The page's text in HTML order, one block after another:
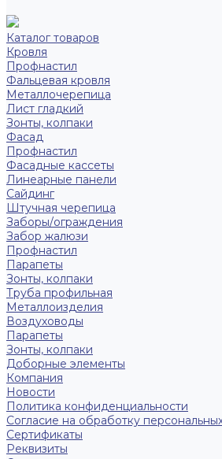
Каталог товаров
Кровля
Профнастил
Фальцевая кровля
Металлочерепица
Лист гладкий
Зонты, колпаки
Фасад
Профнастил
Фасадные кассеты
Линеарные панели
Сайдинг
Штучная черепица
Заборы/ограждения
Забор жалюзи
Профнастил
Парапеты
Зонты, колпаки
Труба профильная
Металлоизделия
Воздуховоды
Парапеты
Зонты, колпаки
Доборные элементы
Компания
Новости
Политика конфиденциальности
Согласие на обработку
Сертификаты
Реквизиты